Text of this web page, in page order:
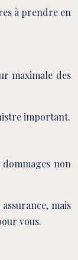
à prendre en
maximale des
important.
non
mais
vous.